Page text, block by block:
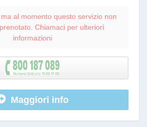
al momento questo servizio non
Chiamaci per ulteriori
informazioni
Maggiori info